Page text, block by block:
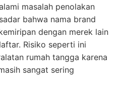
masalah penolakan
bahwa nama brand
dengan merek lain
Risiko seperti ini
rumah tangga karena
sangat sering